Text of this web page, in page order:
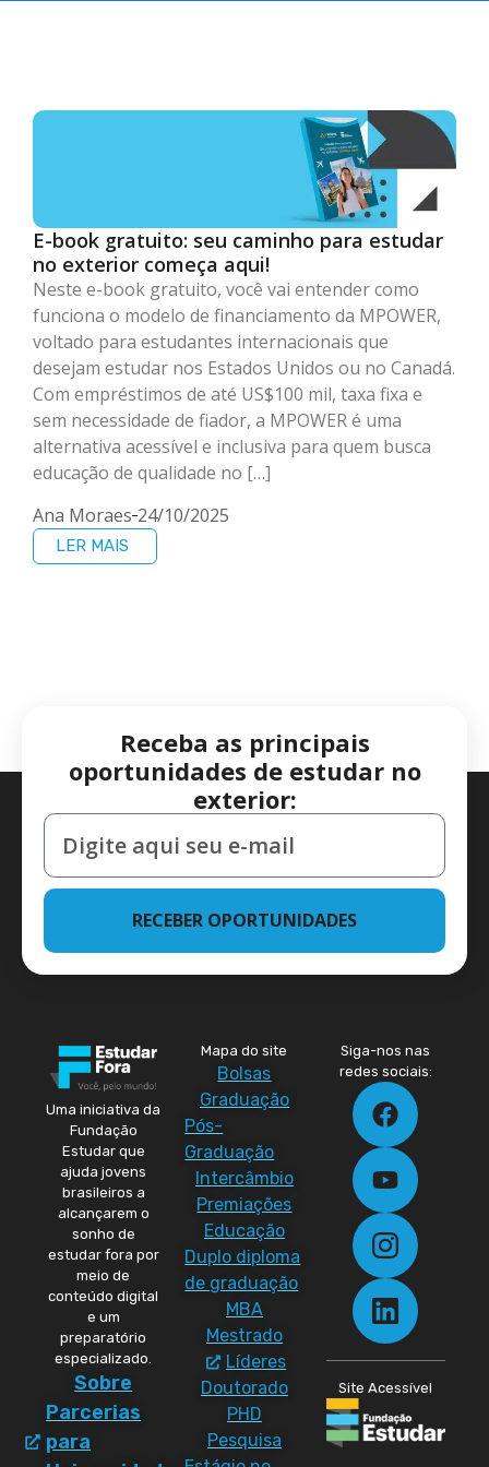
E-book gratuito: seu caminho para estudar
no exterior começa aqui!
Neste e-book gratuito, você vai entender como
funciona o modelo de financiamento da MPOWER,
voltado para estudantes internacionais que
desejam estudar nos Estados Unidos ou no Canadá.
Com empréstimos de até US$100 mil, taxa fixa e
sem necessidade de fiador, a MPOWER é uma
alternativa acessível e inclusiva para quem busca
educação de qualidade no […]
Ana Moraes 24/10/2025
LER MAIS
Receba as principais
oportunidades de estudar no
exterior:
RECEBER OPORTUNIDADES
Uma iniciativa da
Fundação
Estudar que
ajuda jovens
brasileiros a
alcançarem o
sonho de
estudar fora por
meio de
conteúdo digital
e um
preparatório
especializado.
Sobre
Parcerias
para
Mapa do site
Bolsas
Graduação
Pós-
Graduação
Intercâmbio
Premiações
Educação
Duplo diploma
de graduação
MBA
Mestrado
Líderes
Doutorado
PHD
Pesquisa
Siga-nos nas
redes sociais:
Site Acessível